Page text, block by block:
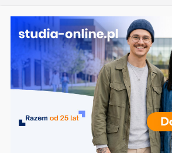
Ostatnie wpisy: Geografia w
Ratownictwo
Logistyka w
Informatyka w Nysie
Filozofia w